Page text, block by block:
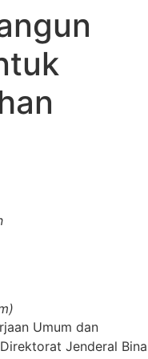
Umum dan
Jenderal Bina